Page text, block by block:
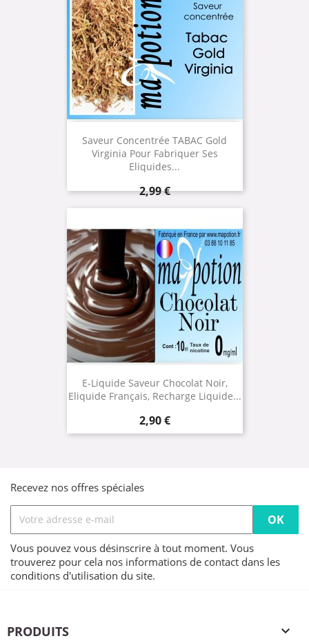
Saveur Concentrée TABAC Gold
Virginia Pour Fabriquer Ses
Eliquides...
Prix
2,99 €
E-Liquide Saveur Chocolat Noir,
Eliquide Français, Recharge Liquide...
Prix
2,90 €
Recevez nos offres spéciales
Vous pouvez vous désinscrire à tout moment. Vous
trouverez pour cela nos informations de contact dans les
conditions d'utilisation du site.
PRODUITS 